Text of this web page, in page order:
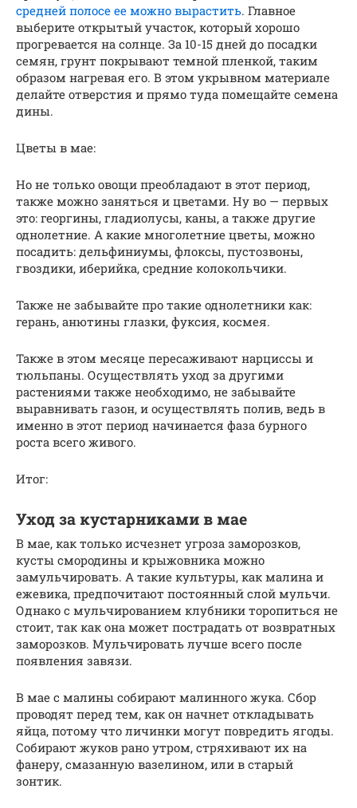
средней полосе ее можно вырастить. Главное
выберите открытый участок, который хорошо
прогревается на солнце. За 10-15 дней до посадки
семян, грунт покрывают темной пленкой, таким
образом нагревая его. В этом укрывном материале
делайте отверстия и прямо туда помещайте семена
дины.
Цветы в мае:
Но не только овощи преобладают в этот период,
также можно заняться и цветами. Ну во — первых
это: георгины, гладиолусы, каны, а также другие
однолетние. А какие многолетние цветы, можно
посадить: дельфиниумы, флоксы, пустозвоны,
гвоздики, иберийка, средние колокольчики.
Также не забывайте про такие однолетники как:
герань, анютины глазки, фуксия, космея.
Также в этом месяце пересаживают нарциссы и
тюльпаны. Осуществлять уход за другими
растениями также необходимо, не забывайте
выравнивать газон, и осуществлять полив, ведь в
именно в этот период начинается фаза бурного
роста всего живого.
Итог:
Уход за кустарниками в мае
В мае, как только исчезнет угроза заморозков,
кусты смородины и крыжовника можно
замульчировать. А такие культуры, как малина и
ежевика, предпочитают постоянный слой мульчи.
Однако с мульчированием клубники торопиться не
стоит, так как она может пострадать от возвратных
заморозков. Мульчировать лучше всего после
появления завязи.
В мае с малины собирают малинного жука. Сбор
проводят перед тем, как он начнет откладывать
яйца, потому что личинки могут повредить ягоды.
Собирают жуков рано утром, стряхивают их на
фанеру, смазанную вазелином, или в старый
зонтик.